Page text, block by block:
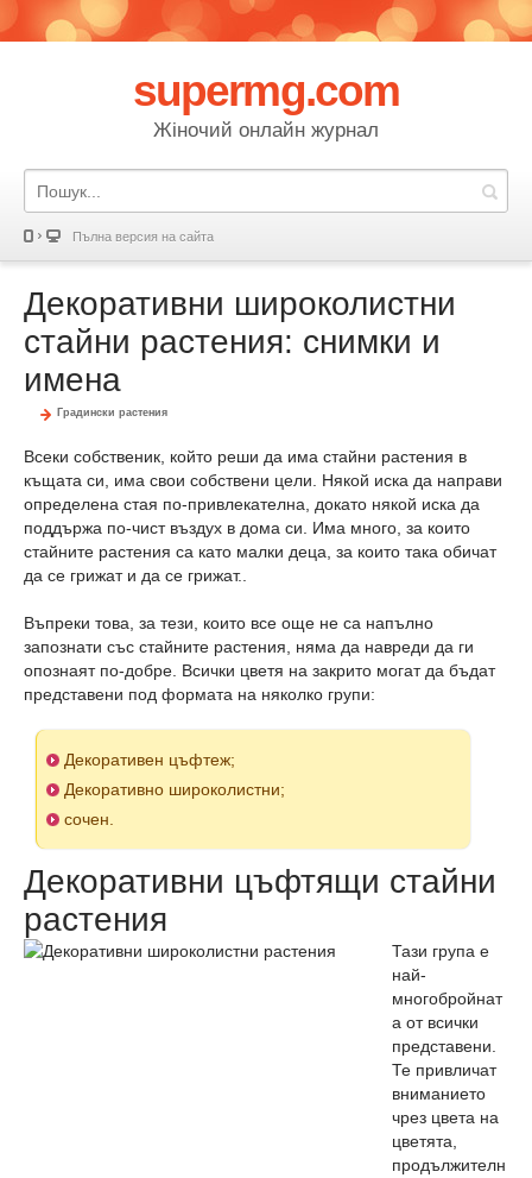
supermg.com
Жіночий онлайн журнал
Пълна версия на сайта
Декоративни широколистни
стайни растения: снимки и
имена
Градински растения
Всеки собственик, който реши да има стайни растения в
къщата си, има свои собствени цели. Някой иска да направи
определена стая по-привлекателна, докато някой иска да
поддържа по-чист въздух в дома си. Има много, за които
стайните растения са като малки деца, за които така обичат
да се грижат и да се грижат..
Въпреки това, за тези, които все още не са напълно
запознати със стайните растения, няма да навреди да ги
опознаят по-добре. Всички цветя на закрито могат да бъдат
представени под формата на няколко групи:
Декоративен цъфтеж;
Декоративно широколистни;
сочен.
Декоративни цъфтящи стайни
растения
Тази група е
най-
многобройнат
а от всички
представени.
Те привличат
вниманието
чрез цвета на
цветята,
продължителн